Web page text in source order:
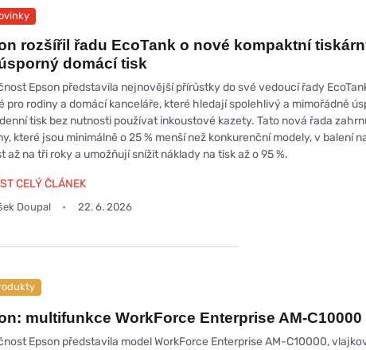
rozšířil řadu EcoTank o nové kompaktní
domácí tisk
Epson představila nejnovější přírůstky do své vedoucí řady
pro rodiny a domácí kanceláře, které hledají spolehlivý a mimořádně
tisk bez nutnosti používat inkoustové kazety. Tato nová řada
které jsou minimálně o 25 % menší než konkurenční modely, v balení
až na tři roky a umožňují snížit náklady na tisk až o 95 %.
CELÝ ČLÁNEK
Doupal 22. 6. 2026
multifunkce WorkForce Enterprise AM-C10000
Epson představila model WorkForce Enterprise AM-C10000,